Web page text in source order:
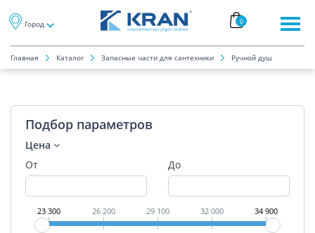
Город 0
Главная Каталог Запасные части для сантехники Ручной душ
Подбор параметров
Цена
От
До
23 300 26 200 29 100 32 000 34 900